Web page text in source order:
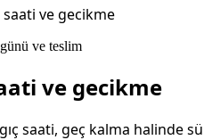
ve gecikme
ve teslim
ve gecikme
saati, geç kalma halinde